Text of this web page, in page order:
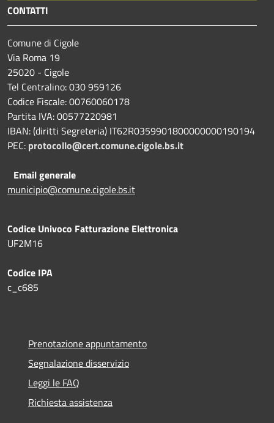
CONTATTI
Comune di Cigole
Via Roma 19
25020 - Cigole
Tel Centralino: 030 959126
Codice Fiscale: 00760060178
Partita IVA: 00577220981
IBAN: (diritti Segreteria) IT62R0359901800000000190194
PEC: protocollo@cert.comune.cigole.bs.it
Email generale
municipio@comune.cigole.bs.it
Codice Univoco Fatturazione Elettronica
UF2M16
Codice IPA
c_c685
Prenotazione appuntamento
Segnalazione disservizio
Leggi le FAQ
Richiesta assistenza